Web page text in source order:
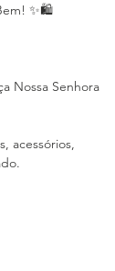
✨🛍️
Nossa Senhora
acessórios,